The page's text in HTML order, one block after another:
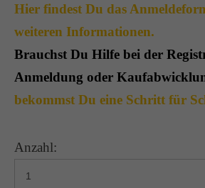
Hier findest Du das
weiteren Informationen.
Brauchst Du Hilfe bei der
Anmeldung oder
bekommst Du eine Schritt für
Anzahl: